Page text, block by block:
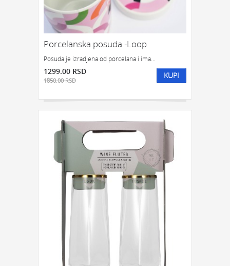
Porcelanska posuda -Loop
Posuda je izradjena od porcelana i ima...
1299.00 RSD
1850.00 RSD
KUPI